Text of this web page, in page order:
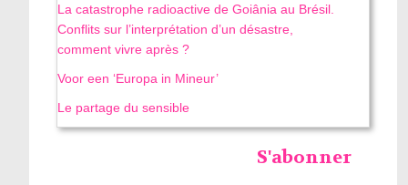
La catastrophe radioactive de Goiânia au Brésil.
Conflits sur l’interprétation d’un désastre,
comment vivre après ?
Voor een ‘Europa in Mineur’
Le partage du sensible
S'abonner